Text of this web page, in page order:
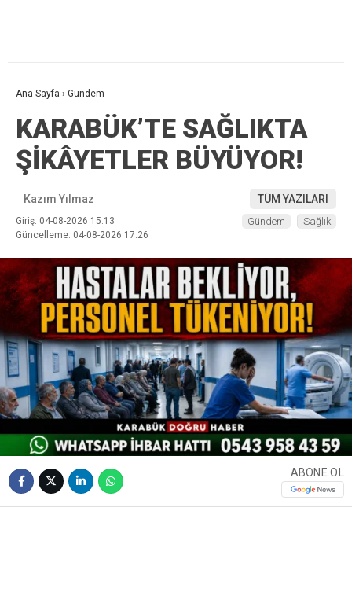
Ana Sayfa › Gündem
KARABÜK’TE SAĞLIKTA
ŞİKÂYETLER BÜYÜYOR!
Kazım Yılmaz TÜM YAZILARI
Giriş: 04-08-2026 15:13
Güncelleme: 04-08-2026 17:26
Gündem Sağlık
ABONE OL